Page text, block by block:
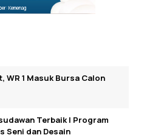
Kemenag
WR 1 Masuk Bursa Calon
Terbaik I Program
Seni dan Desain